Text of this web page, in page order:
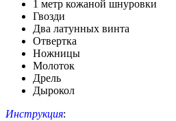
1 метр кожаной шнуровки
Гвозди
Два латунных винта
Отвертка
Ножницы
Молоток
Дрель
Дырокол
Инструкция: